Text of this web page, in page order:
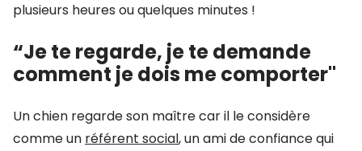
plusieurs heures ou quelques minutes !
“Je te regarde, je te demande
comment je dois me comporter"
Un chien regarde son maître car il le considère
comme un référent social, un ami de confiance qui